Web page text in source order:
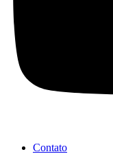
Contato